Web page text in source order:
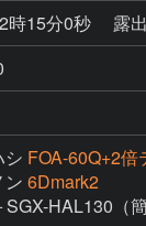
時15分0秒
露
シ FOA-60Q+2
ン 6Dmark2
HAL130（